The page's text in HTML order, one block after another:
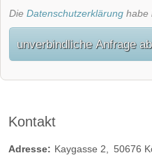
Die Datenschutzerklärung habe
unverbindliche Anfrage
Kontakt
Adresse: Kaygasse 2 50676